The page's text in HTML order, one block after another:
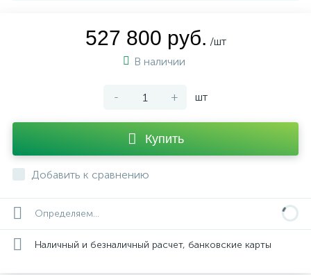
527 800 руб. /шт
В наличии
- + шт
Купить
Добавить к сравнению
Определяем...
Наличный и безналичный расчет, банковские карты